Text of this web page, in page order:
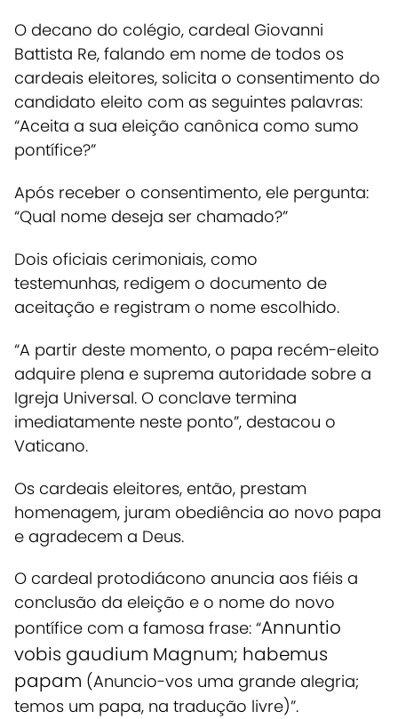
O decano do colégio, cardeal Giovanni
Battista Re, falando em nome de todos os
cardeais eleitores, solicita o consentimento do
candidato eleito com as seguintes palavras:
“Aceita a sua eleição canônica como sumo
pontífice?”
Após receber o consentimento, ele pergunta:
“Qual nome deseja ser chamado?”
Dois oficiais cerimoniais, como
testemunhas, redigem o documento de
aceitação e registram o nome escolhido.
“A partir deste momento, o papa recém-eleito
adquire plena e suprema autoridade sobre a
Igreja Universal. O conclave termina
imediatamente neste ponto”, destacou o
Vaticano.
Os cardeais eleitores, então, prestam
homenagem, juram obediência ao novo papa
e agradecem a Deus.
O cardeal protodiácono anuncia aos fiéis a
conclusão da eleição e o nome do novo
pontífice com a famosa frase: “Annuntio
vobis gaudium Magnum; habemus
papam (Anuncio-vos uma grande alegria;
temos um papa, na tradução livre)”.